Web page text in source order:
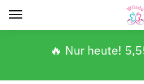
🔥 Nur heute!